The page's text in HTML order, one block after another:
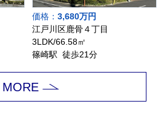
価格： 3,680万円
江戸川区鹿骨４丁目
3LDK/66.58㎡
篠崎駅 徒歩21分
MORE